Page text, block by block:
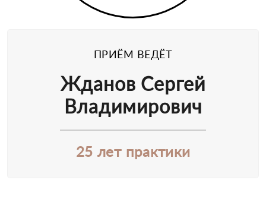
ПРИЁМ ВЕДЁТ
Жданов Сергей
Владимирович
25 лет практики